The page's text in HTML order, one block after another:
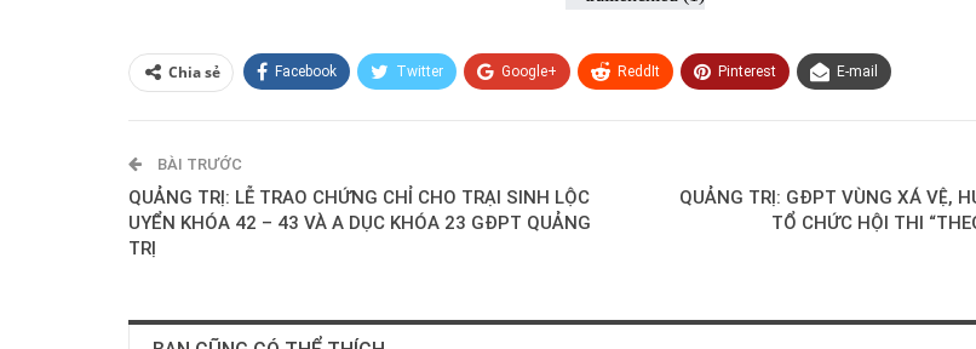
Chia sẻ Facebook Twitter Google+ ReddIt Pinterest E-mail
BÀI TRƯỚC
QUẢNG TRỊ: LỄ TRAO CHỨNG CHỈ CHO TRẠI SINH LỘC
UYỂN KHÓA 42 – 43 VÀ A DỤC KHÓA 23 GĐPT QUẢNG
TRỊ
QUẢNG TRỊ: GĐPT VÙNG XÁ VỆ,
TỔ CHỨC HỘI THI